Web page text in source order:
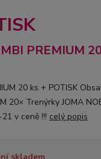
PREMIUM
20 ks + POTISK
20× Trenýrky JOMA
v ceně !!! celý popis